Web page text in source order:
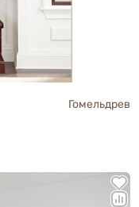
Гомельдрев